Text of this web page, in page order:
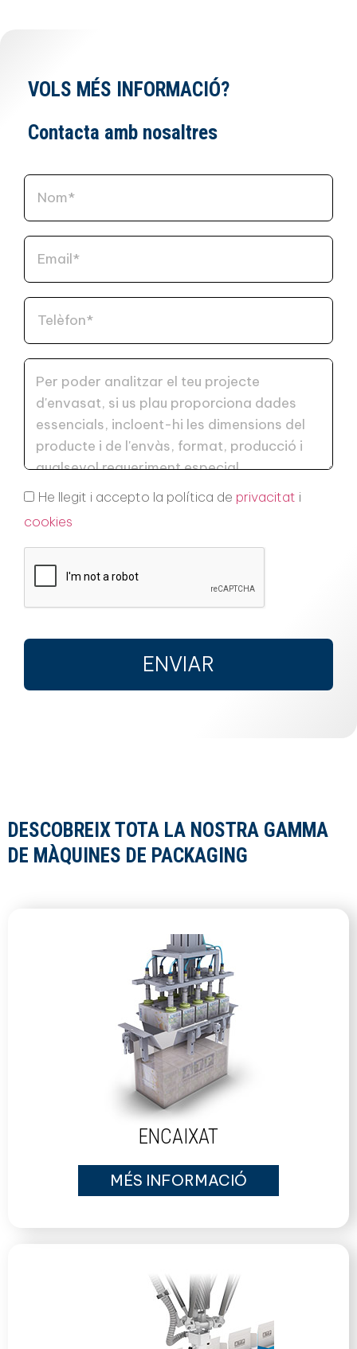
VOLS MÉS INFORMACIÓ?
Contacta amb nosaltres
He llegit i accepto la política de privacitat i
cookies
ENVIAR
DESCOBREIX TOTA LA NOSTRA GAMMA
DE MÀQUINES DE PACKAGING
ENCAIXAT
MÉS INFORMACIÓ